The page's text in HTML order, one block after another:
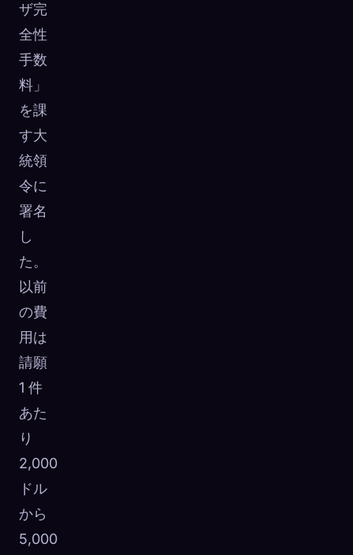
ザ完
全性
手数
料」
を課
す大
統領
令に
署名
し
た。
以前
の費
用は
請願
1 件
あた
り
2,000
ドル
から
5,000